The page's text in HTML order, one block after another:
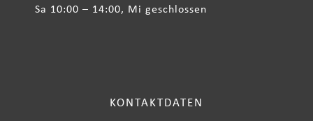
Sa 10:00 – 14:00, Mi geschlossen
KONTAKTDATEN